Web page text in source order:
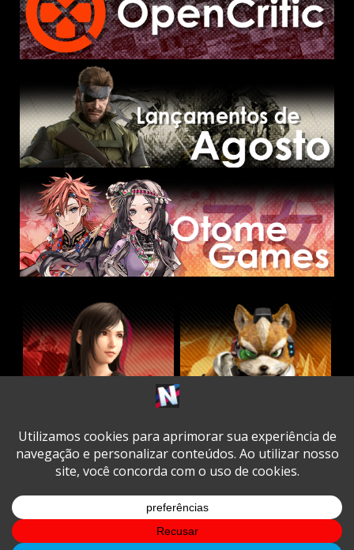
TwitterFacebook
Instagram
YoutubeSpotifyCookie
Policy
Copyright © All rights reserved.